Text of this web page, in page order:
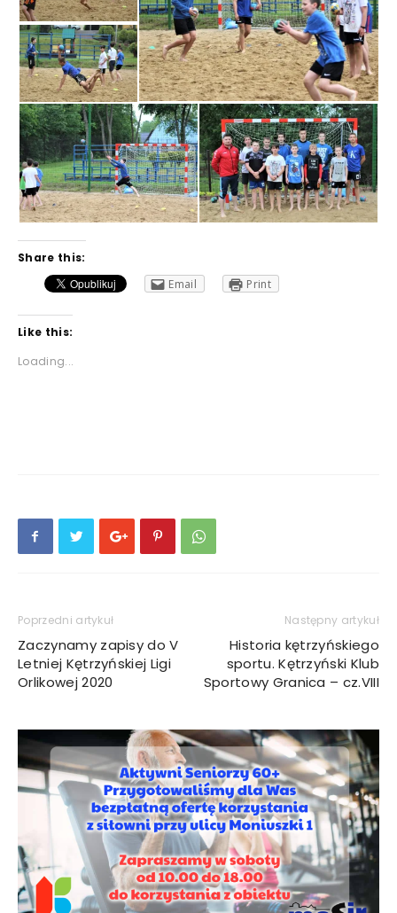
Share this:
Email
Print
Like this:
Loading...
Poprzedni artykuł
Zaczynamy zapisy do V
Letniej Kętrzyńskiej Ligi
Orlikowej 2020
Następny artykuł
Historia kętrzyńskiego
sportu. Kętrzyński Klub
Sportowy Granica – cz.VIII